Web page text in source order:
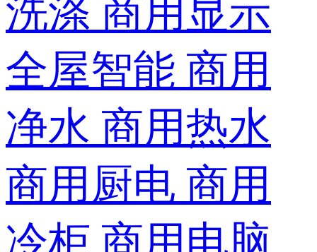
洗涤 商用显示
全屋智能 商用
净水 商用热水
商用厨电 商用
冷柜 商用电脑